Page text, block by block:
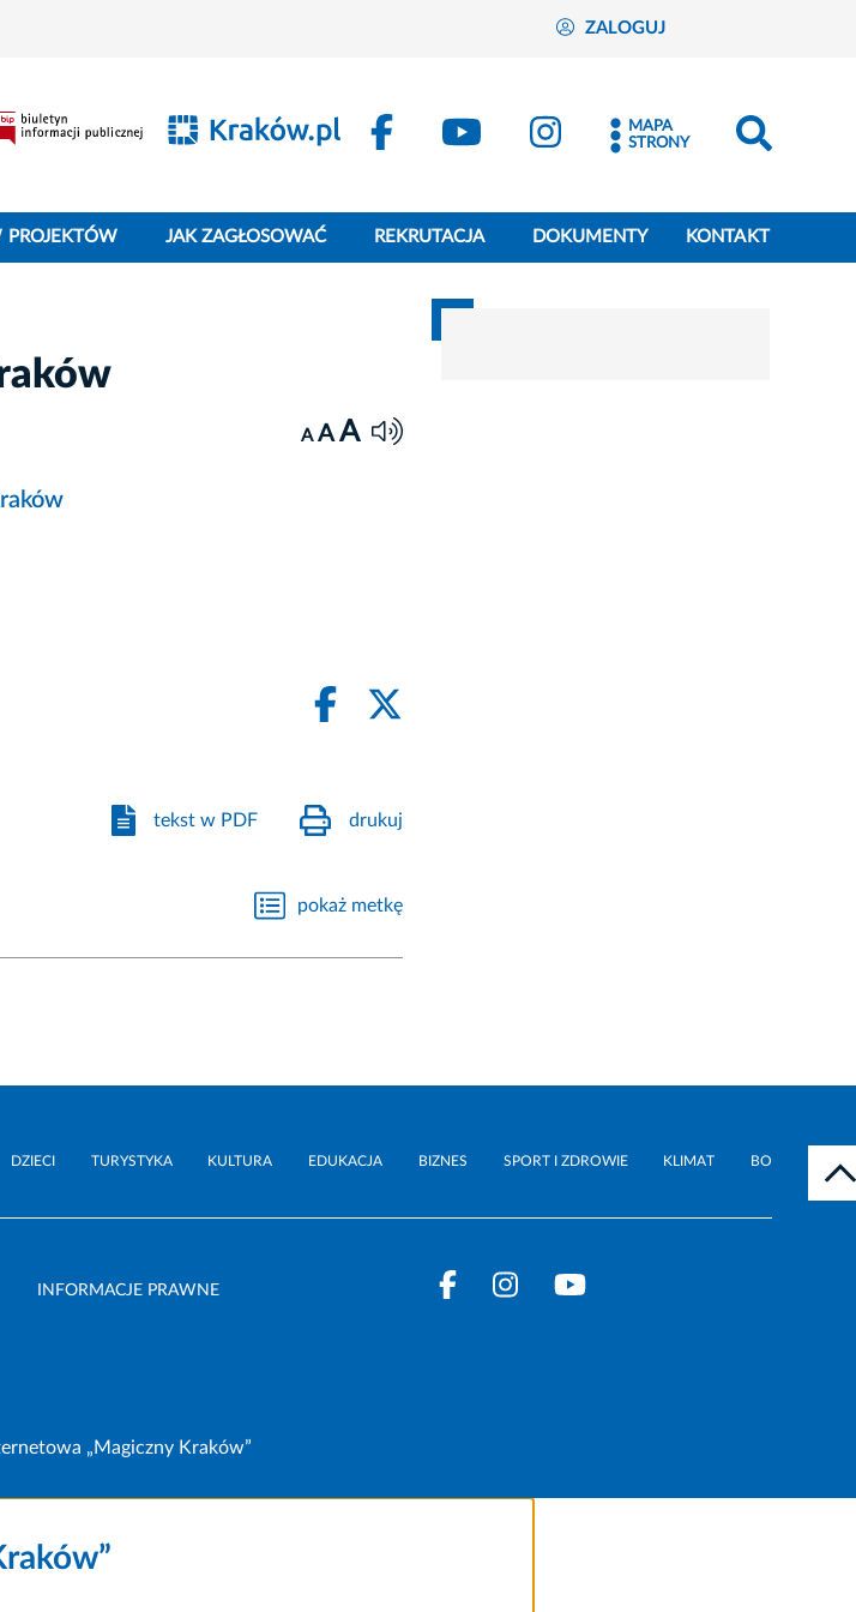
ZALOGUJ
MAPA
STRONY
PROJEKTÓW JAK ZAGŁOSOWAĆ REKRUTACJA DOKUMENTY KONTAKT
A A A
tekst w PDF drukuj
pokaż metkę
DZIECI TURYSTYKA KULTURA EDUKACJA BIZNES SPORT I ZDROWIE KLIMAT BO
INFORMACJE PRAWNE
„Magiczny Kraków”